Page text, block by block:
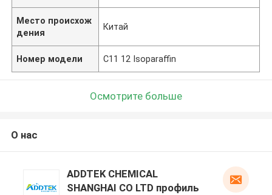
Место происхож
дения
Китай
Номер модели C11 12 Isoparaffin
Осмотрите больше
О нас
ADDTEK CHEMICAL
SHANGHAI CO LTD профиль